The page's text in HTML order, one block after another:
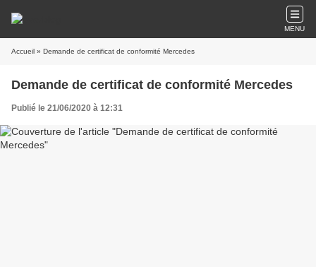
MENU
Accueil » Demande de certificat de conformité Mercedes
Demande de certificat de conformité Mercedes
Publié le 21/06/2020 à 12:31